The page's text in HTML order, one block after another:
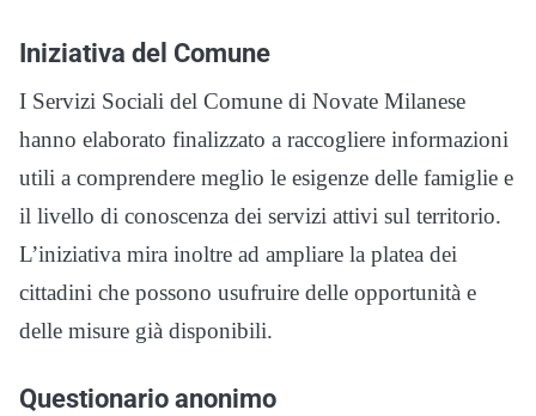
Iniziativa del Comune
I Servizi Sociali del Comune di Novate Milanese
hanno elaborato finalizzato a raccogliere informazioni
utili a comprendere meglio le esigenze delle famiglie e
il livello di conoscenza dei servizi attivi sul territorio.
L’iniziativa mira inoltre ad ampliare la platea dei
cittadini che possono usufruire delle opportunità e
delle misure già disponibili.
Questionario anonimo